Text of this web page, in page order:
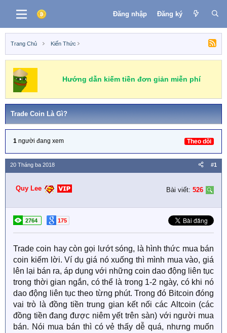
Đăng nhập Đăng ký
Trang Chủ Kiến Thức
Hướng dẫn kiếm tiền đơn giản miễn phí
Trade Coin Là Gì?
1 người đang xem Theo dõi
20 Tháng ba 2018 #1
Quy Lee Bài viết: 526
2764 175
Trade coin hay còn gọi lướt sóng, là hình thức mua bán
coin kiếm lời. Ví dụ giá nó xuống thì mình mua vào, giá
lên lại bán ra, áp dụng với những coin dao động liên tục
trong thời gian ngắn, có thể là trong 1-2 ngày, có khi nó
dao động liên tục theo từng phút. Trong đó Bitcoin đóng
vai trò là đồng tiền trung gian kết nối các Altcoin (các
đồng tiền đang được niêm yết trên sàn) với người mua
bán. Nói mua bán thì có vẻ thấy dễ quá, nhưng muốn